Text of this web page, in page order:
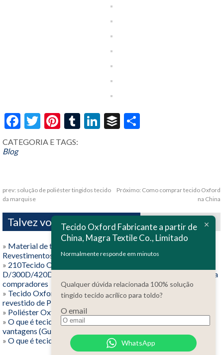
Facebook
Twitter
Pinterest
Tumblr
LinkedIn
Buffer
CATEGORIA E TAGS:
Blog
prev: solução de poliéster tingidos tecido
da marquise
Próximo: Como comprar tecido Oxford
na China
Talvez você gosta também
» Material de tecido Oxford explicado: Tipos, Especificações,
Revestimentos & Melhores usos (Guia do comprador)
» 210Tecido Oxford
D/300D/420D/600D/900D/1200D/1680D: Guia negador para
compradores
» Tecido Oxford revestido de PU versus tecido Oxford
revestido de PVC: Diferenças, Prós/Contras & Melhores usos
» Poliéster Oxford vs Nylon Oxford: Qual você deve escolher?
» O que é tecido Oxford? Tecer, Materiais, e principais
vantagens (Guia Completo)
» O que é tecido para tapete de cavalo?
Tecido Oxford Fabricante a partir de
China, Magra Textile Co., Limitado
Normalmente responde em minutos
Qualquer dúvida relacionada 100% solução
tingido tecido acrílico para toldo?
O email
WhatsApp